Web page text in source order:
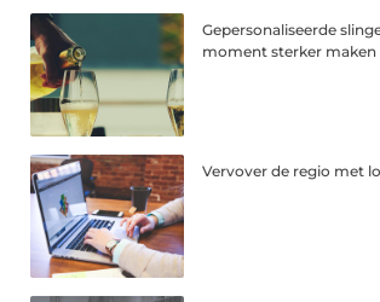
Gepersonaliseerde
moment sterker maken
Vervover de regio met